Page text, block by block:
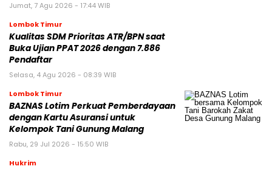
Jumat, 7 Agu 2026 - 17:44 WIB
Lombok Timur
Kualitas SDM Prioritas ATR/BPN saat
Buka Ujian PPAT 2026 dengan 7.886
Pendaftar
Selasa, 4 Agu 2026 - 08:39 WIB
Lombok Timur
BAZNAS Lotim Perkuat Pemberdayaan
dengan Kartu Asuransi untuk
Kelompok Tani Gunung Malang
Rabu, 29 Jul 2026 - 15:50 WIB
Hukrim